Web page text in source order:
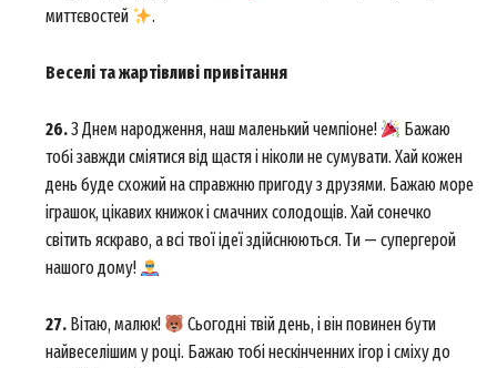
миттєвостей
.
Веселі та жартівливі привітання
26.З Днем народження, наш маленький чемпіоне!
Бажаю
тобі завжди сміятися від щастя і ніколи не сумувати. Хай кожен
день буде схожий на справжню пригоду з друзями. Бажаю море
іграшок, цікавих книжок і смачних солодощів. Хай сонечко
світить яскраво, а всі твої ідеї здійснюються. Ти — супергерой
нашого дому!
27. Вітаю, малюк!
Сьогодні твій день, і він повинен бути
найвеселішим у році. Бажаю тобі нескінченних ігор і сміху до